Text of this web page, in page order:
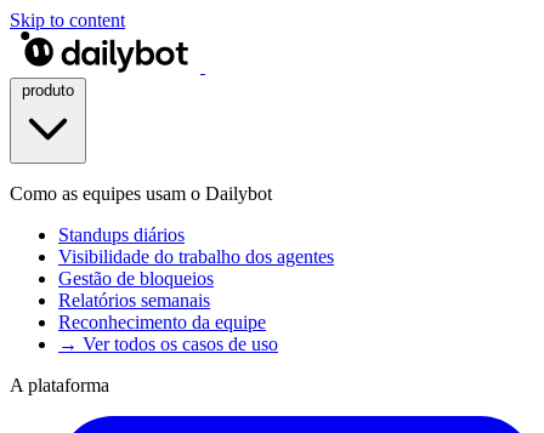
Skip to content
Como as equipes usam o Dailybot
Standups diários
Visibilidade do trabalho dos agentes
Gestão de bloqueios
Relatórios semanais
Reconhecimento da equipe
→ Ver todos os casos de uso
A plataforma